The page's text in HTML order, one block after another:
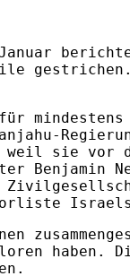
mindestens
sie vor
Benjamin